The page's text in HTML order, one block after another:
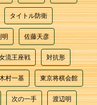
タイトル防衛
明 佐藤天彦
流王座戦 対抗形
村一基 東京将棋会館
次の一手 渡辺明